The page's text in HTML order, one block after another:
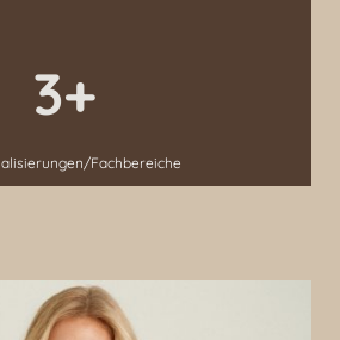
3+
Fachbereiche